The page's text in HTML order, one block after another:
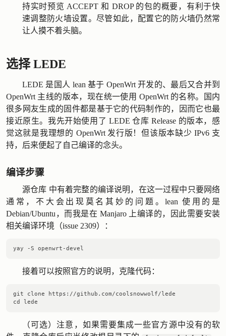
持实时预览 ACCEPT 和 DROP 的包的概要，有利于快
速调整防火墙设置。尽管如此，配置它的防火墙仍然常
让人摸不着头脑。
选择 LEDE
LEDE 是国人 lean 基于 OpenWrt 开发的、最后又合并到
OpenWrt 主线的版本，现在统一使用 OpenWrt 的名称。国内
很多网友生成的固件都是基于它的代码制作的，因而它也最
接近原生。我先开始使用了 LEDE 仓库Release 的版本，感
觉这就是我理想的 OpenWrt 发行版！但该版本缺少 IPv6 支
持，后来便起了自己编译的念头。
编译步骤
源仓库 中有着完整的编译说明，在这一过程中只要网络
通常，不大会出现莫名其妙的问题。lean 使用的是
Debian/Ubuntu，而我是在 Manjaro 上编译的，因此需要安装
相关编译环境（issue 2309）：
接着可以按照官方的说明，克隆代码：
git clone https://github.com/coolsnowwolf/lede
（可选）注意，如果需要集成一些官方源中没有的软